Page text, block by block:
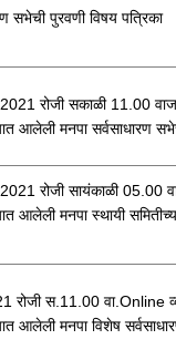
सभेची पुरवणी विषय पत्रिका
रोजी सकाळी 11.00
आलेली मनपा सर्वसाधारण
रोजी सायंकाळी 05.00
आलेली मनपा स्थायी
रोजी स.11.00 वा.Online
आलेली मनपा विशेष